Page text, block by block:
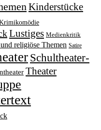
Kinderstücke
Lustiges Medienkritik
religiöse Themen Satire
Schultheater-
Theater